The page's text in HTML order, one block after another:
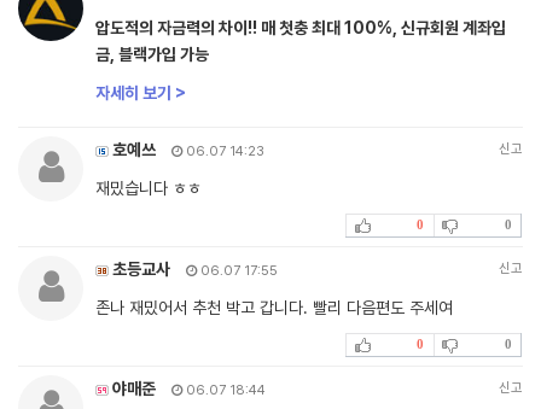
압도적의 자금력의 차이!! 매 첫충 최대 100%, 신규회원 계좌입
금, 블랙가입 가능
자세히 보기 >
호예쓰 06.07 14:23 신고
재밌습니다 ㅎㅎ
0 0
초등교사 06.07 17:55 신고
존나 재밌어서 추천 박고 갑니다. 빨리 다음편도 주세여
0 0
야매준 06.07 18:44 신고